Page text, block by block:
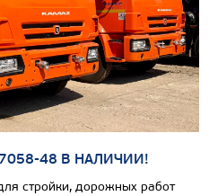
48 В НАЛИЧИИ!
стройки, дорожных работ